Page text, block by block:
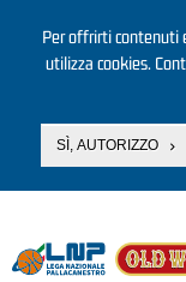
Per offrirti contenuti
utilizza cookies.
SÌ, AUTORIZZO